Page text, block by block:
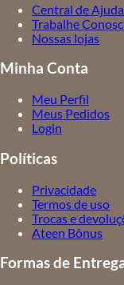
Central de
Trabalhe
Nossas lojas
Minha Conta
Meu Perfil
Meus Pedidos
Login
Políticas
Privacidade
Termos de uso
Trocas e
Ateen Bônus
Formas de